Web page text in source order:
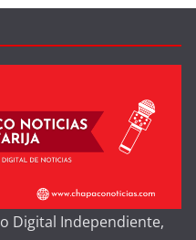
Digital Independiente,